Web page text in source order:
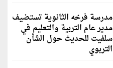
مدرسة فرخه الثانوية تستضيف
مدير عام التربية والتعليم في
سلفيت للحديث حول الشأن
التربوي